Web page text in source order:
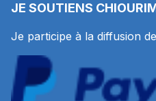
JE SOUTIENS
Je participe à la diffusion